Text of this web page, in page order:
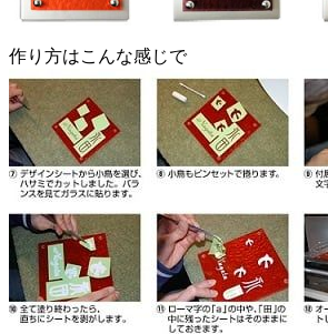
作り方はこんな感じで